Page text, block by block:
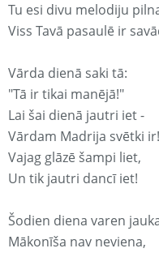
Tu esi divu melodiju
Viss Tavā pasaulē ir
Vārda dienā saki tā:
"Tā ir tikai manējā!"
Lai šai dienā jautri iet -
Vārdam Madrija svētki ir!
Vajag glāzē šampi liet,
Un tik jautri dancī iet!
Šodien diena varen
Mākonīša nav neviena,